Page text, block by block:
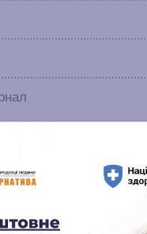
Лікування чоловічого